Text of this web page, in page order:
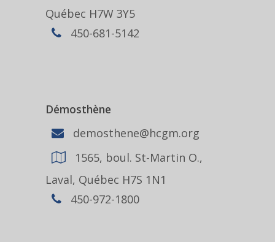
Québec H7W 3Y5
450-681-5142
Démosthène
demosthene@hcgm.org
1565, boul. St-Martin O.,
Laval, Québec H7S 1N1
450-972-1800